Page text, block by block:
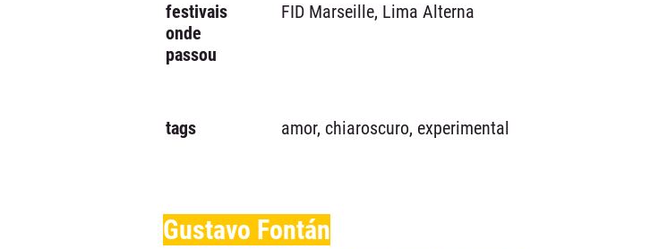
festivais
onde
passou
FID Marseille, Lima Alterna
tags amor, chiaroscuro, experimental
Gustavo Fontán